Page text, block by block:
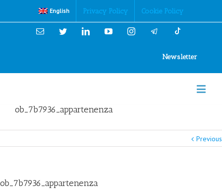
English Privacy Policy Cookie Policy
Email TwitterLinkedinYouTubeInstagram
Newsletter
ob_7b7936_appartenenza
Previous
ob_7b7936_appartenenza
Cookies Policy